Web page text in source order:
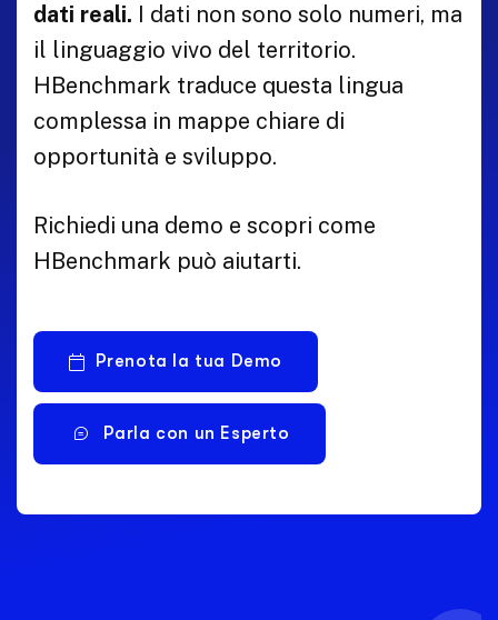
dati reali. I dati non sono solo numeri, ma
il linguaggio vivo del territorio.
HBenchmark traduce questa lingua
complessa in mappe chiare di
opportunità e sviluppo.
Richiedi una demo e scopri come
HBenchmark può aiutarti.
Prenota la tua Demo
Parla con un Esperto